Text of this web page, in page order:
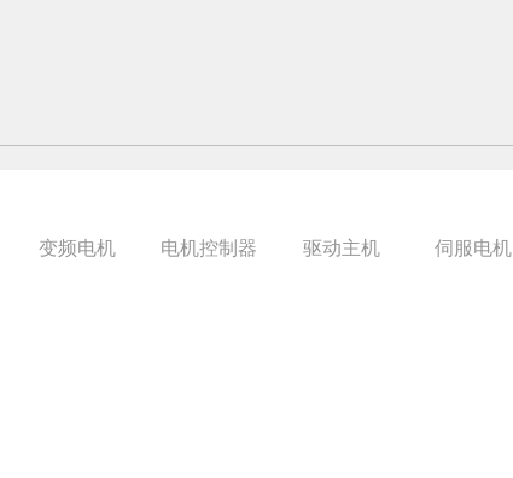
变频电机 电机控制器 驱动主机 伺服电机